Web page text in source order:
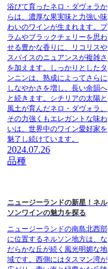
浴びて育ったネロ・ダヴォラか
らは、濃厚な果実味と力強い味
わいのワインが生まれます。プ
ラムやブラックチェリーを思わ
せる豊かな香りに、リコリスや
スパイスのニュアンスが複雑さ
を加えます。しっかりとしたタ
ンニンは、熟成によってさらに
しなやかさを増し、長い余韻へ
と続きます。シチリアの太陽と
風土が育んだネロ・ダヴォラ。
その力強くもエレガントな味わ
いは、世界中のワイン愛好家を
魅了し続けています。
2024.07.26
品種
ニュージーランドの新星！ネル
ソンワインの魅力を探る
ニュージーランドの南島北西部
に位置するネルソン地方は、な
だらかな丘が続く風光明媚な地
域です。西側にはタスマン湾が